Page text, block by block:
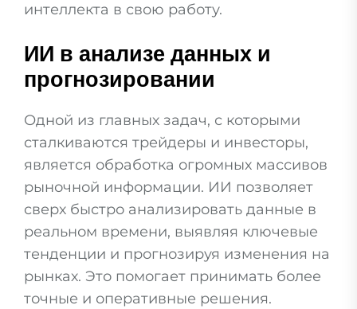
интеллекта в свою работу.
ИИ в анализе данных и
прогнозировании
Одной из главных задач, с которыми
сталкиваются трейдеры и инвесторы,
является обработка огромных массивов
рыночной информации. ИИ позволяет
сверх быстро анализировать данные в
реальном времени, выявляя ключевые
тенденции и прогнозируя изменения на
рынках. Это помогает принимать более
точные и оперативные решения.